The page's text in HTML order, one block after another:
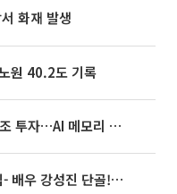
화재 발생
원 40.2도 기록
SK하이닉스, 용인·청주에 54조 투자…AI 메모리 생산기지 키운다
'2TV 생생정보' 오늘방송맛집- 배우 강성진 단골! 쌀국수ㆍ푸팟퐁 커리 맛집 '블○○○'